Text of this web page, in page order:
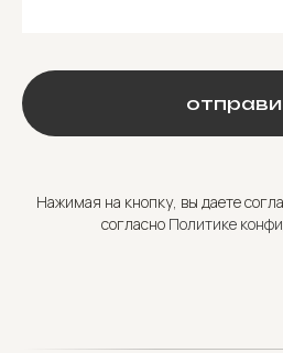
Нажимая на кнопку, вы даете
согласно Политике